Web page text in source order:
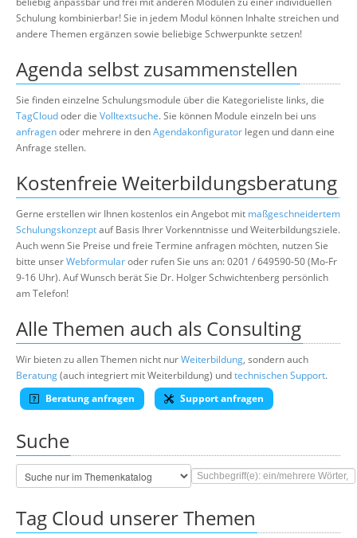
Schulung kombinierbar! Sie in jedem Modul können Inhalte streichen und
andere Themen ergänzen sowie beliebige Schwerpunkte setzen!
Agenda selbst zusammenstellen
Sie finden einzelne Schulungsmodule über die Kategorieliste links, die
TagCloudoder die Volltextsuche. Sie können Module einzeln bei uns
anfragenoder mehrere in denAgendakonfigurator legen und dann eine
Anfrage stellen.
Kostenfreie Weiterbildungsberatung
Gerne erstellen wir Ihnen kostenlos ein Angebot mit maßgeschneidertem
Schulungskonzeptauf Basis Ihrer Vorkenntnisse und Weiterbildungsziele.
Auch wenn Sie Preise und freie Termine anfragen möchten, nutzen Sie
bitte unserWebformularoder rufen Sie uns an: 0201 / 649590-50 (Mo-Fr
9-16 Uhr). Auf Wunsch berät Sie Dr. Holger Schwichtenberg persönlich
am Telefon!
Alle Themen auch als Consulting
Wir bieten zu allen Themen nicht nurWeiterbildung, sondern auch
Beratung(auch integriert mit Weiterbildung) undtechnischen Support.
Beratung anfragen
Support anfragen
Suche
Tag Cloud unserer Themen